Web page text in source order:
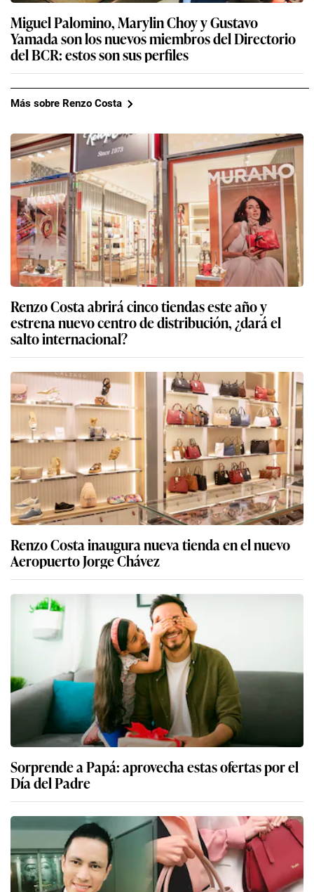
Miguel Palomino, Marylin Choy y Gustavo
Yamada son los nuevos miembros del Directorio
del BCR: estos son sus perfiles
Más sobre Renzo Costa
Renzo Costa abrirá cinco tiendas este año y
estrena nuevo centro de distribución, ¿dará el
salto internacional?
Renzo Costa inaugura nueva tienda en el nuevo
Aeropuerto Jorge Chávez
Sorprende a Papá: aprovecha estas ofertas por el
Día del Padre